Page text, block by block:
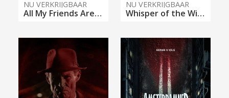
NU VERKRIJGBAAR
All My Friends Are Dead
NU VERKRIJGBAAR
Whisper of the Witch